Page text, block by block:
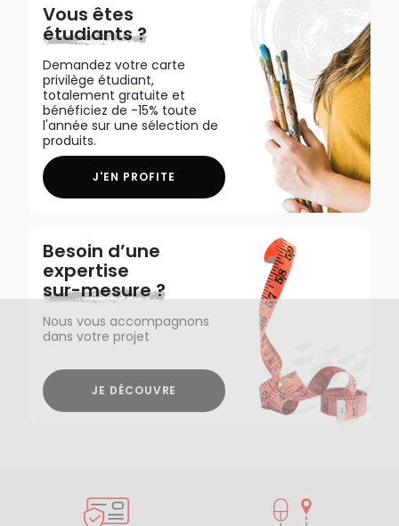
Vous êtes
étudiants ?
Demandez votre carte
privilège étudiant,
totalement gratuite et
bénéficiez de -15% toute
l'année sur une sélection de
produits.
J'EN PROFITE
Besoin d’une
expertise
sur-mesure ?
Nous vous accompagnons
dans votre projet
JE DÉCOUVRE